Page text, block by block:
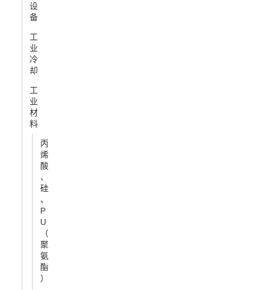
设
备
工
业
冷
却
工
业
材
料
丙
烯
酸
、
硅
、
P
U
（
聚
氨
酯
）